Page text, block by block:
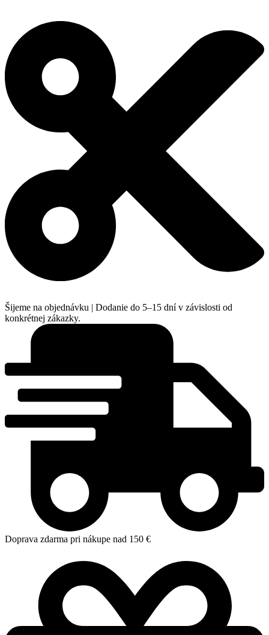
Šijeme na objednávku | Dodanie do 5–15 dní v závislosti od
konkrétnej zákazky.
Doprava zdarma pri nákupe nad 150 €